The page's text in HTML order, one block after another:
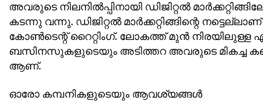
അവരുടെ നിലനിൽപ്പിനായി ഡിജിറ്റൽ
കടന്നു വന്നു. ഡിജിറ്റൽ മാർക്കറ്റിങ്ങിന്റെ നട്ടെല്ലാണ്
കോൺടെന്റ് റൈറ്റിംഗ്. ലോകത്ത് മുൻ നിരയിലുള്ള
ബസിനസുകളുടെയും അടിത്തറ അവരുടെ മികച്ച
ആണ്.
ഓരോ കമ്പനികളുടെയും ആവശ്യങ്ങൾ